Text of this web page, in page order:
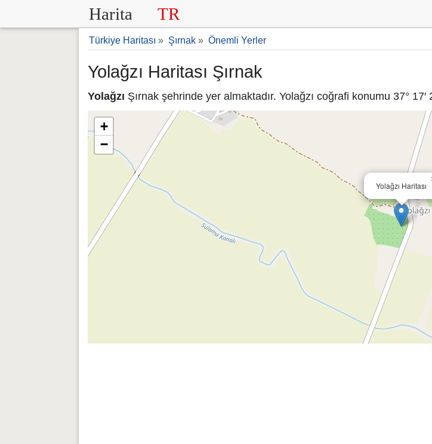
Harita TR
Türkiye Haritası » Şırnak » Önemli Yerler
Yolağzı Haritası Şırnak
Yolağzı Şırnak şehrinde yer almaktadır. Yolağzı coğrafi konumu 37°
Yolağzı Haritası
+
−